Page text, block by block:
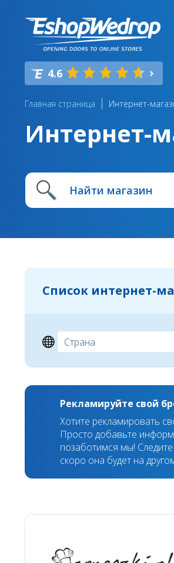
4.6
Главная страница Интернет-
Интернет-
Список интернет-
Рекламируйте свой
Хотите рекламировать
Просто добавьте
позаботимся мы!
скоро она будет на